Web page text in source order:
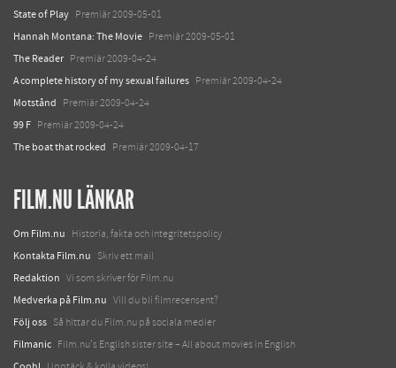
State of Play Premiär 2009-05-01
Hannah Montana: The Movie Premiär 2009-05-01
The Reader Premiär 2009-04-24
A complete history of my sexual failures Premiär 2009-04-24
Motstånd Premiär 2009-04-24
99 F Premiär 2009-04-24
The boat that rocked Premiär 2009-04-17
FILM.NU LÄNKAR
Om Film.nu Historia, fakta och integritetspolicy
Kontakta Film.nu Skriv ett mail
Redaktion Vi som skriver för Film.nu
Medverka på Film.nu Vill du bli filmrecensent?
Följ oss Så hittar du Film.nu på sociala medier
Filmanic Film.nu's English sister site – All about movies in English